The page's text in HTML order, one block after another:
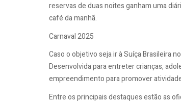
reservas de duas noites ganham uma
café da manhã.
Carnaval 2025
Caso o objetivo seja ir à Suíça Brasileira
Desenvolvida para entreter crianças,
empreendimento para promover
Entre os principais destaques estão as